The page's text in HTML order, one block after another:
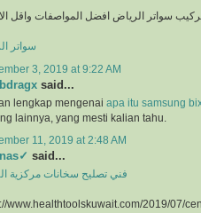
سواتر الرياض افضل المواصفات واقل
سواتر
3, 2019 at 9:22 AM
said...
lengkap mengenai apa itu samsung
lainnya, yang mesti kalian tahu.
11, 2019 at 2:48 AM
said...
فني تصليح سخانات مركزية
www.healthtoolskuwait.com/2019/07/